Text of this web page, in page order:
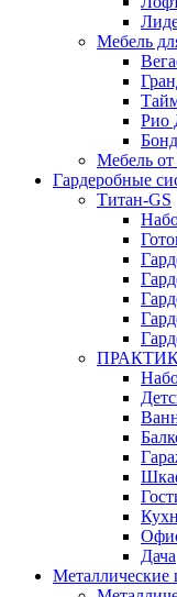
Мебель
Рио
Бонд
Мебель
Гардеробные
Титан-GS
ПРАКТИК
Дача